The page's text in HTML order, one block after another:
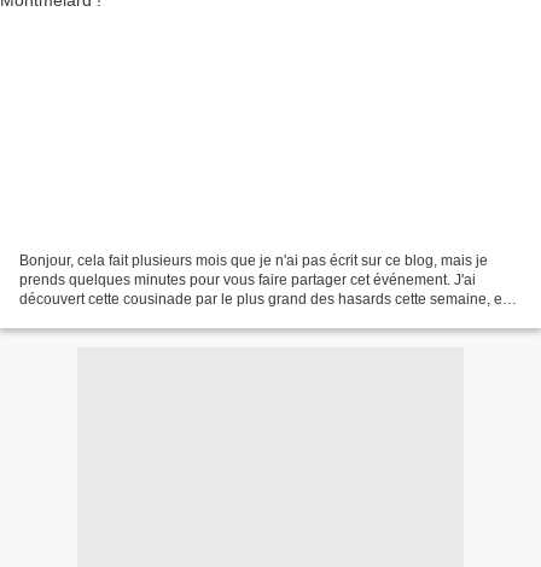
Bonjour, cela fait plusieurs mois que je n'ai pas écrit sur ce blog, mais je
prends quelques minutes pour vous faire partager cet événement. J'ai
découvert cette cousinade par le plus grand des hasards cette semaine, en